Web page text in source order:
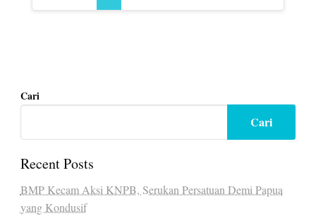
Cari
Cari
Recent Posts
BMP Kecam Aksi KNPB, Serukan Persatuan Demi Papua
yang Kondusif